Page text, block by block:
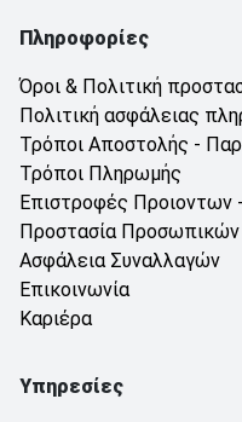
Πληροφορίες
Όροι & Πολιτική
Πολιτική ασφάλειας
Τρόποι Αποστολής -
Τρόποι Πληρωμής
Επιστροφές Προιοντων
Προστασία
Ασφάλεια Συναλλαγών
Επικοινωνία
Καριέρα
Υπηρεσίες